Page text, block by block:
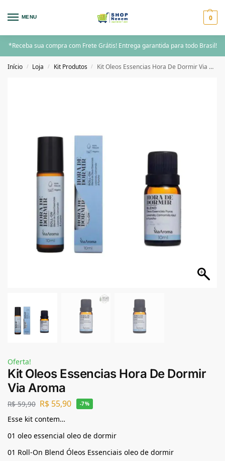
MENU 0
*Receba sua compra com Frete Grátis! Entrega garantida para todo Brasil!
Início / Loja / Kit Produtos / Kit Oleos Essencias Hora De Dormir Via Aroma
Oferta!
Kit Oleos Essencias Hora De Dormir
Via Aroma
R$59,90 R$ 55,90 -7%
Esse kit contem…
01 oleo essencial oleo de dormir
01 Roll-On Blend Óleos Essenciais oleo de dormir